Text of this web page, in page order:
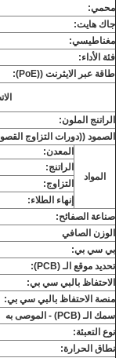
محمي:
جاك هايت:
مغناطيسي:
فئة الأداء:
طاقة عبر الايثرنت ((PoE):
الراتنج الملون:
الصمود ((دورات التزاوج
المواد
المعدن:
الراتنج:
التزاوج:
إنهاء الطلاء:
صناعة الصفائح:
الوزن الصافي
بي سي بي:
تحديد موقع الـ (PCB):
الاحتفاظ بالبي سي بي:
منصة الاحتفاظ بالبي سي بي:
سمك الـ (PCB) - الموصى به
نوع التعبئة:
نطاق الحرارة: